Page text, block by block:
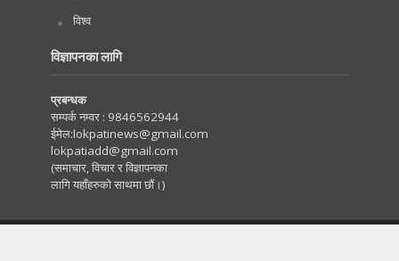
विश्व
विज्ञापनका लागि
प्रबन्धक
सम्पर्क नम्वर : 9846562944
ईमेल:lokpatinews@gmail.com
lokpatiadd@gmail.com
(समाचार, विचार र विज्ञापनका
लागि यहाँहरुको साथमा छौं।)